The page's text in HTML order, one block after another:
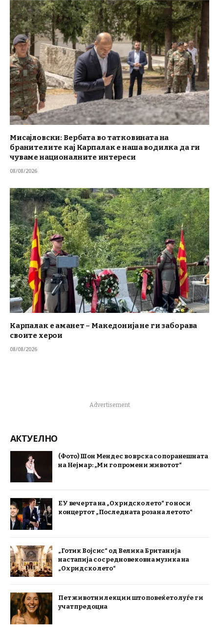
Мисајловски: Вербата во татковината на
бранителите кај Карпалак е наша водилка да ги
чуваме националните интереси
08/08/2026
Карпалак е аманет – Македонија не ги заборава
своите херои
08/08/2026
Advertisement
АКТУЕЛНО
(Фото) Шон Мендес во врска со поранешната
на Нејмар: „Ми го промени животот“
ЕУ вечерта на „Охридско лето“ го носи
концертот „Последната роза на летото“
„Готик Војсис“ од Велика Британија
настапија со средновековна музика на
„Охридско лето“
Пет животни лекции што повеќето луѓе ги
учат предоцна